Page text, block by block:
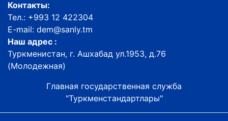
Контакты:
Тел.: +993 12 422304
E-mail: dem@sanly.tm
Наш адрес :
Туркменистан, г. Ашхабад ул.1953, д.76
(Молодежная)
Главная государственная служба
"Туркменстандартлары"